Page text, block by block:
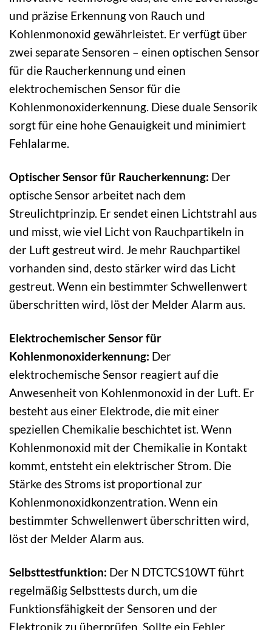
und präzise Erkennung von Rauch und
Kohlenmonoxid gewährleistet. Er verfügt über
zwei separate Sensoren – einen optischen Sensor
für die Raucherkennung und einen
elektrochemischen Sensor für die
Kohlenmonoxiderkennung. Diese duale Sensorik
sorgt für eine hohe Genauigkeit und minimiert
Fehlalarme.
Optischer Sensor für Raucherkennung: Der
optische Sensor arbeitet nach dem
Streulichtprinzip. Er sendet einen Lichtstrahl aus
und misst, wie viel Licht von Rauchpartikeln in
der Luft gestreut wird. Je mehr Rauchpartikel
vorhanden sind, desto stärker wird das Licht
gestreut. Wenn ein bestimmter Schwellenwert
überschritten wird, löst der Melder Alarm aus.
Elektrochemischer Sensor für
Kohlenmonoxiderkennung: Der
elektrochemische Sensor reagiert auf die
Anwesenheit von Kohlenmonoxid in der Luft. Er
besteht aus einer Elektrode, die mit einer
speziellen Chemikalie beschichtet ist. Wenn
Kohlenmonoxid mit der Chemikalie in Kontakt
kommt, entsteht ein elektrischer Strom. Die
Stärke des Stroms ist proportional zur
Kohlenmonoxidkonzentration. Wenn ein
bestimmter Schwellenwert überschritten wird,
löst der Melder Alarm aus.
Selbsttestfunktion: Der N DTCTCS10WT führt
regelmäßig Selbsttests durch, um die
Funktionsfähigkeit der Sensoren und der
Elektronik zu überprüfen. Sollte ein Fehler